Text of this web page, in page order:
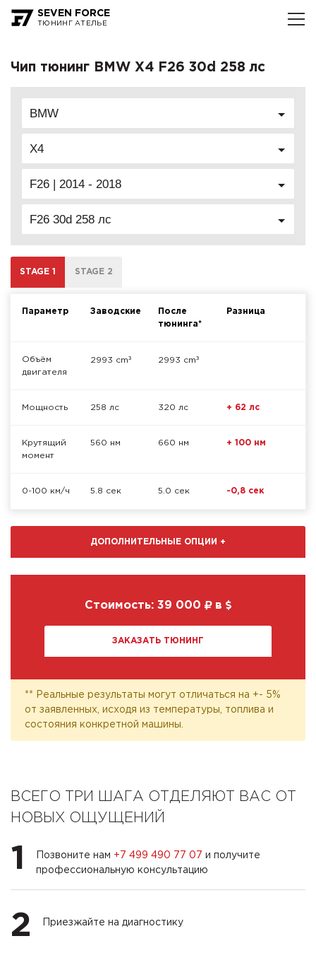
SEVEN FORCE
ТЮНИНГ АТЕЛЬЕ
Чип тюнинг BMW X4 F26 30d 258 лс
BMW
X4
F26 | 2014 - 2018
F26 30d 258 лс
STAGE 1 STAGE 2
Параметр Заводские
После
тюнинга*
Разница
Объём
двигателя
2993 cm³ 2993 cm³
Мощность 258 лс 320 лс + 62 лс
Крутящий
момент
560 нм 660 нм + 100 нм
0-100 км/ч 5.8 сек 5.0 сек -0,8 сек
ДОПОЛНИТЕЛЬНЫЕ ОПЦИИ +
Стоимость: 39 000 в
ЗАКАЗАТЬ ТЮНИНГ
** Реальные результаты могут отличаться на +- 5%
от заявленных, исходя из температуры, топлива и
состояния конкретной машины.
ВСЕГО ТРИ ШАГА ОТДЕЛЯЮТ ВАС ОТ
НОВЫХ ОЩУЩЕНИЙ
1 Позвоните нам +7 499 490 77 07 и получите
профессиональную консультацию
2 Приезжайте на диагностику